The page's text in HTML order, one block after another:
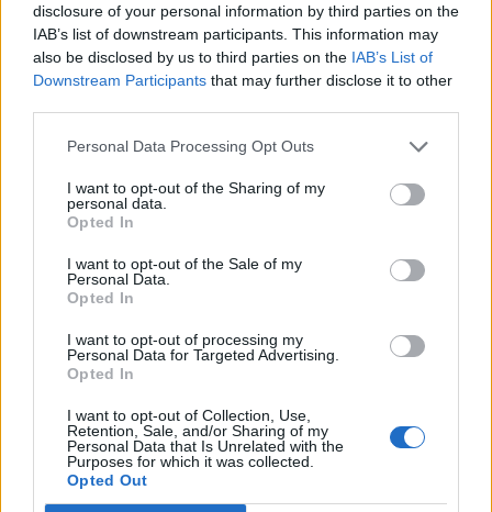
disclosure of your personal information by third parties on the
IAB’s list of downstream participants. This information may
also be disclosed by us to third parties on the IAB’s List of
Downstream Participants that may further disclose it to other
Personal Data Processing Opt Outs
I want to opt-out of the Sharing of my
personal data.
Opted In
I want to opt-out of the Sale of my
Personal Data.
Opted In
I want to opt-out of processing my
Personal Data for Targeted Advertising.
Opted In
I want to opt-out of Collection, Use,
Retention, Sale, and/or Sharing of my
Personal Data that Is Unrelated with the
Purposes for which it was collected.
Opted Out
és sportért felelős biztosa ezzel arra a tegnapi
interjúra utalt, amelyben Vera Jourová amellett
foglalt állást, hogy 2020 után csak azok a
felálló Európai Ügyészséghez.
Navracsics az Európa Pontban tartott előadásában
hangsúlyozta, hogy a tegnapi egy "egyéni vélemény,
hivatalosan ez nem javaslat", mert írott formában ő még
nem is látta, azaz így nem is kerülhetett még a 28 biztos
kollégiuma elé. Saját véleményeként hozzátette:
technikailag is nehezen lehet kivitelezni azt, hogy a
strukturális és kohéziós pénzek kifizethetőségét így...
KEDVES OLVASÓNK!
A keresett cikk a portfolio.hu hírarchívumához
tartozik, melynek olvasása előfizetéses